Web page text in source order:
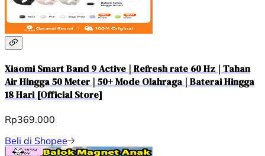
Xiaomi Smart Band 9 Active | Refresh rate 60 Hz | Tahan
Air Hingga 50 Meter | 50+ Mode Olahraga | Baterai Hingga
18 Hari [Official Store]
Rp369.000
Beli di Shopee